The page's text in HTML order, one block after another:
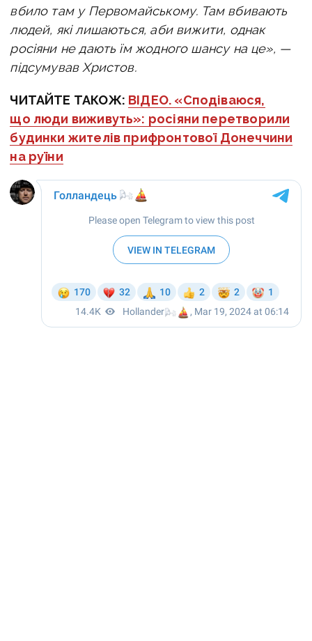
вбило там у Первомайському. Там вбивають
людей, які лишаються, аби вижити, однак
росіяни не дають їм жодного шансу на це», —
підсумував Христов.
ЧИТАЙТЕ ТАКОЖ: ВІДЕО. «Сподіваюся,
що люди виживуть»: росіяни перетворили
будинки жителів прифронтової Донеччини
на руїни